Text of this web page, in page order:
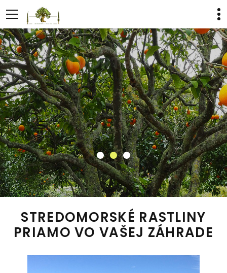
VYTVORTE SI
VO VAŠEJ ZÁHRADE
svoje vlastnémalé Toskánsko
STREDOMORSKÉ RASTLINY
PRIAMO VO VAŠEJ ZÁHRADE